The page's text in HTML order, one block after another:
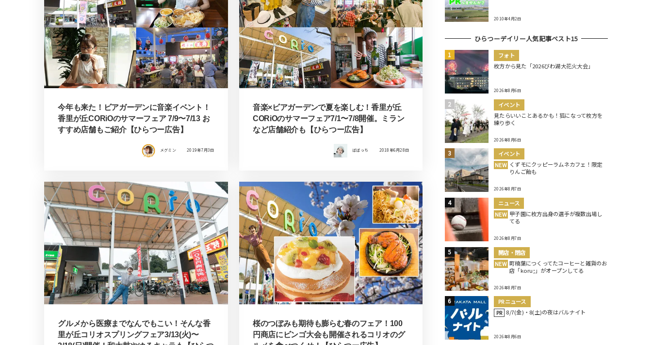
今年も来た！ビアガーデンに音楽イベント！
香里が丘CORiOのサマーフェア 7/9〜7/13 お
すすめ店舗もご紹介【ひらつー広告】
メグミン 2019年7月3日
音楽×ビアガーデンで夏を楽しむ！香里が丘
CORiOのサマーフェア7/1〜7/8開催。ミラン
など店舗紹介も【ひらつー広告】
ばばっち 2018年6月28日
グルメから医療までなんでもこい！そんな香
里が丘コリオスプリングフェア3/13(火)〜
桜のつぼみも期待も膨らむ春のフェア！100
円商店にビンゴ大会も開催されるコリオのグ
2010年4月2日
ひらつーデイリー人気記事ベスト15
フォト
枚方から見た「2026びわ湖大花火大会」
2026年8月6日
イベント
見たらいいことあるかも！狐になって枚方を
練り歩く
2026年8月6日
イベント
NEW くずモにクッピーラムネカフェ！限定
りんご飴も
2026年8月7日
ニュース
NEW 甲子園に枚方出身の選手が複数出場し
てる
2026年8月7日
開店・閉店
NEW 町楠葉につくってたコーヒーと雑貨のお
店「koru;」がオープンしてる
2026年8月7日
PRニュース
PR 8/7(金)・8(土)の夜はバルナイト
2026年8月6日